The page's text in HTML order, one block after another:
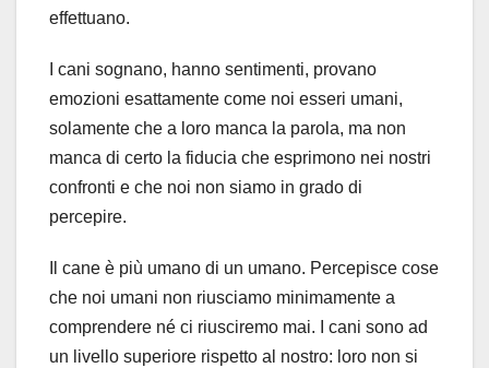
effettuano.
I cani sognano, hanno sentimenti, provano
emozioni esattamente come noi esseri umani,
solamente che a loro manca la parola, ma non
manca di certo la fiducia che esprimono nei nostri
confronti e che noi non siamo in grado di
percepire.
Il cane è più umano di un umano. Percepisce cose
che noi umani non riusciamo minimamente a
comprendere né ci riusciremo mai. I cani sono ad
un livello superiore rispetto al nostro: loro non si